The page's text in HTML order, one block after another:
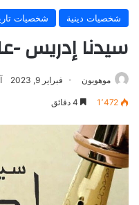
شخصيات دينية شخصيات
سيدنا إدريس -
موهوبون فبراير 9, 2023
1٬472